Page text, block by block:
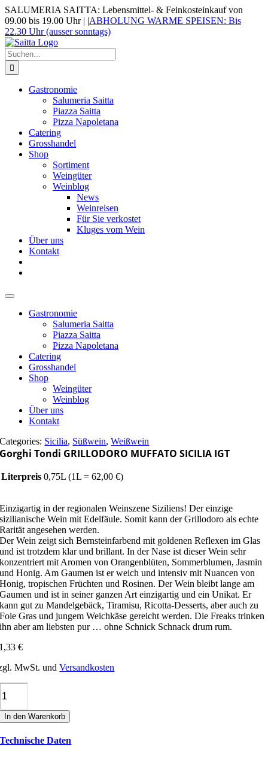
Zum
Inhalt
springen
SALUMERIA SAITTA: Lebensmittel- & Feinkosteinkauf von
09.00 bis 19.00 Uhr | |ABHOLUNG WARME SPEISEN: Bis
22.30 Uhr (ausser sonntags)
Suche
nach:
Gastronomie
Salumeria Saitta
Piazza Saitta
Pizza Napoletana
Catering
Grosshandel
Shop
Sortiment
Weingüter
Weinblog
News
Weinreisen
Für Sie verkostet
Kluges vom Wein
Über uns
Kontakt
Gastronomie
Salumeria Saitta
Piazza Saitta
Pizza Napoletana
Catering
Grosshandel
Shop
Weingüter
Weinblog
Über uns
Kontakt
Categories: Sicilia, Süßwein,Weißwein
Gorghi Tondi GRILLODORO MUFFATO SICILIA IGT
Literpreis 0,75L (1L = 62,00 €)
Einzigartig in der regionalen Weinszene Siziliens! Der einzige
sizilianische Wein mit Edelfäule. Somit kann der Grillodoro als echte
Rarität angesehen werden.
Der Wein zeigt sich Bernsteinfarbend mit goldenen Reflexen im Glas
und ist trotzdem klar und brillant. In der Nase ist dieser Wein sehr
konzentriert mit Aromen von Orangenblüten, Sommerblumen, Jasmin
und Honig. Am Gaumen ist er weich und intensiv mit Nuancen von
Honig, tropischen Früchten und Rosinen. Der Wein bleibt lange am
Gaumen und ist in seiner ganzen Art einzigartig und ein Unikat. Er
kann gut zu Mandelgebäck, Tiramisu, Ricotta-Desserts, aber auch zu
Foie Gras und jungem Weichkäse gereicht werden. Die Freaks trinken
ihn aber am liebsten pur … ohne Schnick Schnack drum rum.
€
MwSt. undVersandkosten
In den Warenkorb
Technische Daten